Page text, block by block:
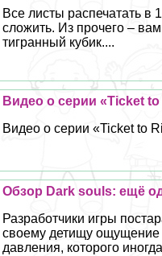
Все листы распечатать в
сложить. Из прочего –
тигранный кубик....
Видео о серии «Ticket to
Видео о серии «Ticket to
Обзор Dark souls: ещё
Разработчики игры
своему детищу ощущение
давления, которого